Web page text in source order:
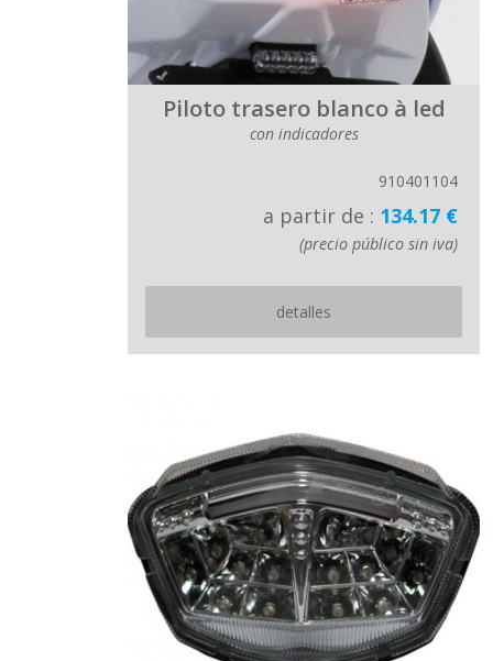
Piloto trasero blanco à led
con indicadores
910401104
a partir de : 134.17 €
(precio público sin iva)
detalles